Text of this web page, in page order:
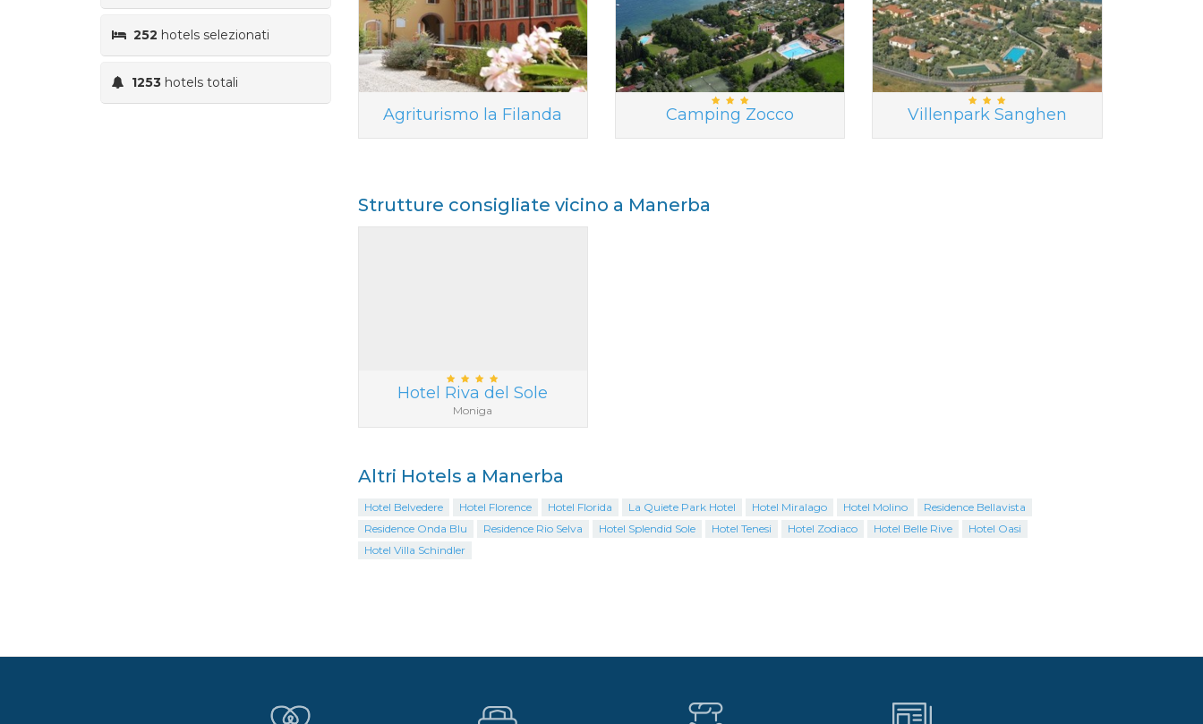
252 hotels selezionati
1253 hotels totali
Agriturismo la Filanda Camping Zocco Villenpark Sanghen
Strutture consigliate vicino a Manerba
Hotel Riva del Sole
Moniga
Altri Hotels a Manerba
Hotel Belvedere Hotel Florence Hotel Florida La Quiete Park Hotel Hotel Miralago Hotel Molino
Residence Bellavista
Residence Onda Blu
Residence Rio Selva Hotel Splendid Sole Hotel Tenesi Hotel Zodiaco Hotel Belle Rive
Hotel Oasi
Hotel Villa Schindler